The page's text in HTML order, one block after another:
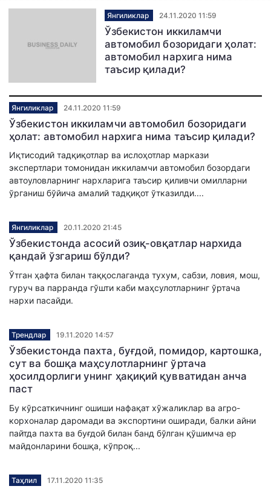
Янгиликлар 24.11.2020 11:59
Ўзбекистон иккиламчи
автомобил бозоридаги ҳолат:
автомобил нархига нима
таъсир қилади?
Янгиликлар 24.11.2020 11:59
Ўзбекистон иккиламчи автомобил бозоридаги
ҳолат: автомобил нархига нима таъсир қилади?
Иқтисодий тадқиқотлар ва ислоҳотлар маркази
экспертлари томонидан иккиламчи автомобил бозордаги
автоуловларнинг нархларига таъсир қиливчи омилларни
ўрганиш бўйича амалий тадқиқот ўтказилди....
Янгиликлар 20.11.2020 21:45
Ўзбекистонда асосий озиқ-овқатлар нархида
қандай ўзгариш бўлди?
Ўтган ҳафта билан таққослаганда тухум, сабзи, ловия, мош,
гуруч ва парранда гўшти каби маҳсулотларнинг ўртача
нархи пасайди.
Трендлар 19.11.2020 14:57
Ўзбекистонда пахта, буғдой, помидор, картошка,
сут ва бошқа маҳсулотларнинг ўртача
ҳосилдорлиги унинг ҳақиқий қувватидан анча
паст
Бу кўрсаткичнинг ошиши нафақат хўжаликлар ва агро-
корхоналар даромади ва экспортини оширади, балки айни
пайтда пахта ва буғдой билан банд бўлган қўшимча ер
майдонларини бошқа, кўпроқ...
Таҳлил 17.11.2020 11:35